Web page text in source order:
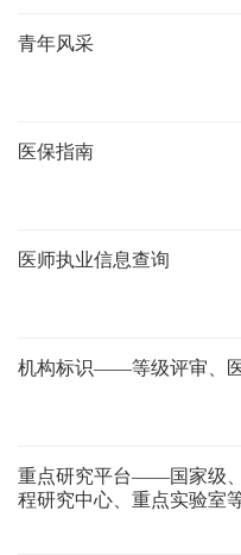
青年风采
医保指南
医师执业信息查询
机构标识——等级评审、医
重点研究平台——国家级
程研究中心、重点实验室